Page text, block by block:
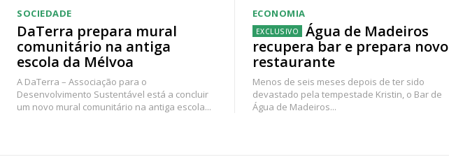
SOCIEDADE
DaTerra prepara mural
comunitário na antiga
escola da Mélvoa
A DaTerra – Associação para o
Desenvolvimento Sustentável está a concluir
um novo mural comunitário na antiga escola...
ECONOMIA
Água de Madeiros
recupera bar e prepara novo
restaurante
Menos de seis meses depois de ter sido
devastado pela tempestade Kristin, o Bar de
Água de Madeiros...